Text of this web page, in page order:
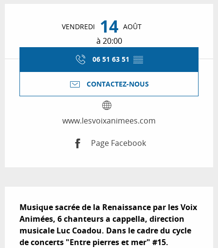
VENDREDI 14 AOÛT
à 20:00
06 51 63 51 ▒▒
CONTACTEZ-NOUS
www.lesvoixanimees.com
Page Facebook
Musique sacrée de la Renaissance par les Voix
Animées, 6 chanteurs a cappella, direction
musicale Luc Coadou. Dans le cadre du cycle
de concerts "Entre pierres et mer" #15.